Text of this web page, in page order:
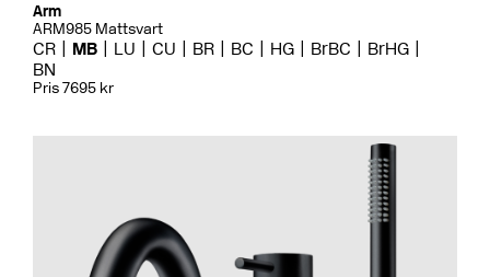
Arm
ARM985 Mattsvart
CR MB LU CU BR BC HG BrBC
BrHG
BN
Pris 7695 kr